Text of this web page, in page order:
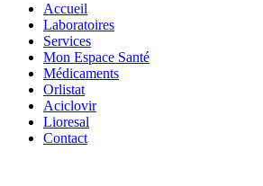
Accueil
Laboratoires
Services
Mon Espace Santé
Médicaments
Orlistat
Aciclovir
Lioresal
Contact